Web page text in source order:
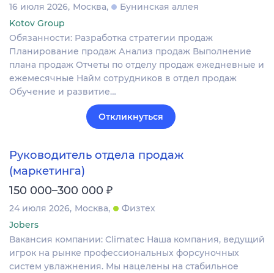
16 июля 2026 Москва
Бунинская аллея
Kotov Group
Обязанности: Разработка стратегии продаж
Планирование продаж Анализ продаж Выполнение
плана продаж Отчеты по отделу продаж ежедневные и
ежемесячные Найм сотрудников в отдел продаж
Обучение и развитие…
Откликнуться
Руководитель отдела продаж
(маркетинга)
150 000–300 000 ₽
24 июля 2026 Москва
Физтех
Jobers
Вакансия компании: Climatec Наша компания, ведущий
игрок на рынке профессиональных форсуночных
систем увлажнения. Мы нацелены на стабильное